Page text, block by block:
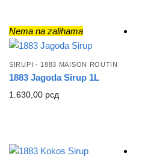
Nema na zalihama
SIRUPI - 1883 MAISON ROUTIN
1883 Jagoda Sirup 1L
1.630,00 рсд